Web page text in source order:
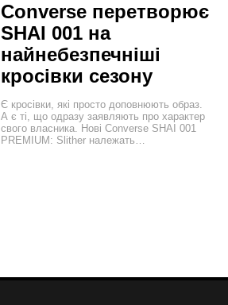
Converse перетворює
SHAI 001 на
найнебезпечніші
кросівки сезону
Є кросівки, які просто доповнюють образ.
А є ті, що одразу заявляють про характер
свого власника. Нові Converse SHAI 001
PREMIUM: Slither належать…